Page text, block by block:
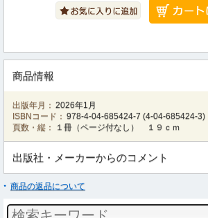
商品情報
出版年月： 2026年1月
ISBNコード： 978-4-04-685424-7 (4-04-685424-3)
頁数・縦：
１冊（ページ付なし） １９ｃｍ
出版社・メーカーからのコメント
商品の返品について